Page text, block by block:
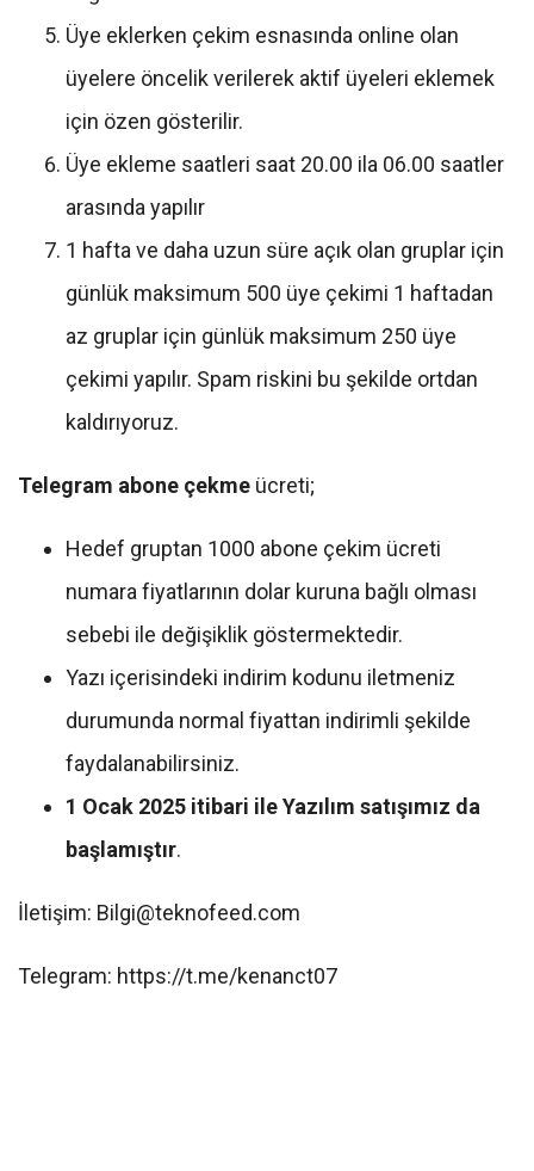
Üye eklerken çekim esnasında online olan
üyelere öncelik verilerek aktif üyeleri eklemek
için özen gösterilir.
Üye ekleme saatleri saat 20.00 ila 06.00 saatler
arasında yapılır
1 hafta ve daha uzun süre açık olan gruplar için
günlük maksimum 500 üye çekimi 1 haftadan
az gruplar için günlük maksimum 250 üye
çekimi yapılır. Spam riskini bu şekilde ortdan
kaldırıyoruz.
Telegram abone çekme ücreti;
Hedef gruptan 1000 abone çekim ücreti
numara fiyatlarının dolar kuruna bağlı olması
sebebi ile değişiklik göstermektedir.
Yazı içerisindeki indirim kodunu iletmeniz
durumunda normal fiyattan indirimli şekilde
faydalanabilirsiniz.
1 Ocak 2025 itibari ile Yazılım satışımız da
başlamıştır.
İletişim: Bilgi@teknofeed.com
Telegram: https://t.me/kenanct07